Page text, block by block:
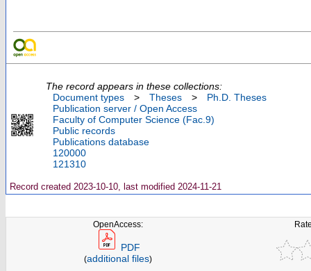
The record appears in these collections:
Document types
> Theses >
Ph.D. Theses
Publication server / Open Access
Faculty of Computer Science (Fac.9)
Public records
Publications database
120000
121310
Record created 2023-10-10, last modified 2024-11-21
OpenAccess:
PDF
(additional files)